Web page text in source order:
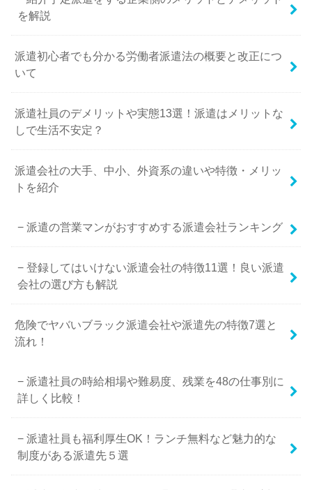
を解説
派遣初心者でも分かる労働者派遣法の概要と改正につ
いて
派遣社員のデメリットや実態13選！派遣はメリットな
しで生活不安定？
派遣会社の大手、中小、外資系の違いや特徴・メリッ
トを紹介
派遣の営業マンがおすすめする派遣会社ランキング
登録してはいけない派遣会社の特徴11選！良い派遣
会社の選び方も解説
危険でヤバいブラック派遣会社や派遣先の特徴7選と
流れ！
派遣社員の時給相場や難易度、残業を48の仕事別に
詳しく比較！
派遣社員も福利厚生OK！ランチ無料など魅力的な
制度がある派遣先５選